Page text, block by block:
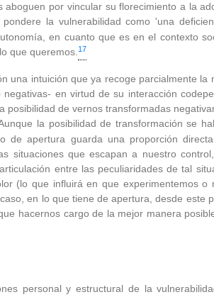
por vincular su florecimiento a la
la vulnerabilidad como 'una
en cuanto que es en el contexto
que queremos.17
una intuición que ya recoge parcialmente
en virtud de su interacción
de vernos transformadas
la posibilidad de transformación se
de apertura guarda una proporción
situaciones que escapan a nuestro
entre las peculiaridades de tal
(lo que influirá en que experimentemos o
en lo que tiene de apertura, desde este
hacernos cargo de la mejor manera
personal y estructural de la